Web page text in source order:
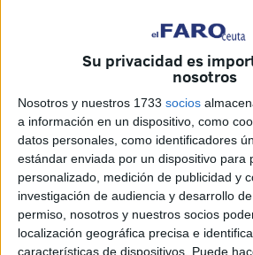
Su privacidad es
nosotros
Nosotros y nuestros 1733 socios
a información en un dispositivo, como
datos personales, como identificadores
estándar enviada por un dispositivo para
personalizado, medición de publicidad y
investigación de audiencia y desarrollo de
permiso, nosotros y nuestros socios
localización geográfica precisa e
características de dispositivos. Puede
Foto: Redes sociales AD Ceuta
Mañana es el día, por fin, tras meses
aficionadosde la AD Ceuta van a
equipo en su estadio . ElAlfonso
escenario de unentreno de puertas
abonados.